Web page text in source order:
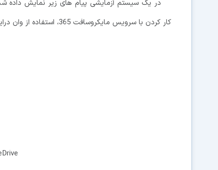
در یک سیستم آزمایشی پیام های زیر نمایش داده
کار کردن با سرویس مایکروسافت 365، استفاده از وان درایو و . . . مربوط می شوند.